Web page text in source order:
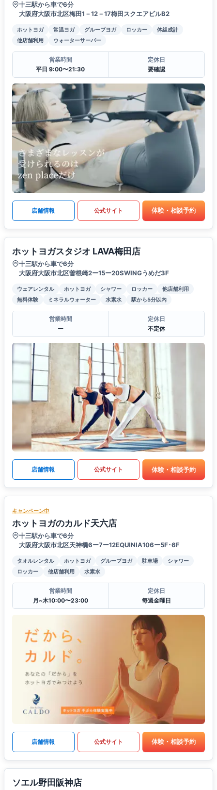
十三駅から車で6分
大阪府大阪市北区梅田1－12－17梅田スクエアビルB2
ホットヨガ 常温ヨガ グループヨガ ロッカー
体組成計
他店舗利用
ウォーターサーバー
営業時間
平日 9:00〜21:30
定休日
要確認
店舗情報 公式サイト 体験・相談予約
ホットヨガスタジオ LAVA梅田店
十三駅から車で6分
大阪府大阪市北区曽根崎2ー15ー20SWINGうめだ3F
ウェアレンタル ホットヨガ シャワー ロッカー
他店舗利用
無料体験
ミネラルウォーター 水素水 駅から5分以内
営業時間
ー
定休日
不定休
店舗情報 公式サイト 体験・相談予約
キャンペーン中
ホットヨガのカルド天六店
十三駅から車で6分
大阪府大阪市北区天神橋6ー7ー12EQUINIA106ー5F･6F
タオルレンタル ホットヨガ グループヨガ 駐車場
シャワー
ロッカー
他店舗利用 水素水
営業時間
月~木10:00〜23:00
定休日
毎週金曜日
店舗情報 公式サイト 体験・相談予約
ソエル野田阪神店